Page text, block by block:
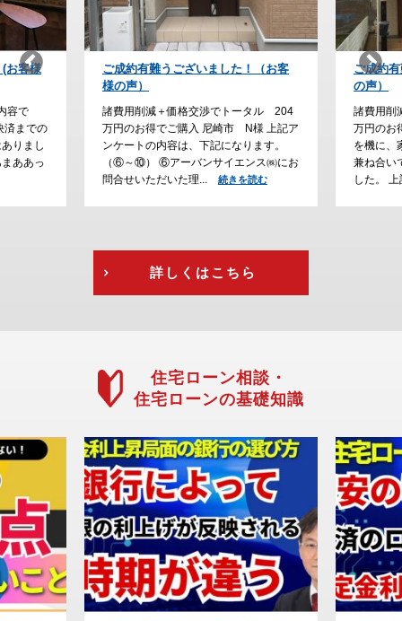
（お客
ル 204
上記ア
す。
㈱にお
ご成約有難うございました！(お客様
の声）
諸費用削減＋価格交渉でトータル 230
万円のお得でご購入 川西市 H様 ご結婚
を機に、家探しをスタートして、通勤の
兼ね合いで立地条件にこだわって探しま
した。 上記アン... 続きを読む
納得の
た。
諸費用削
でご購入
大阪で家
が、通勤
えて、
詳しくはこちら
住宅ローン相談・
住宅ローンの基礎知識